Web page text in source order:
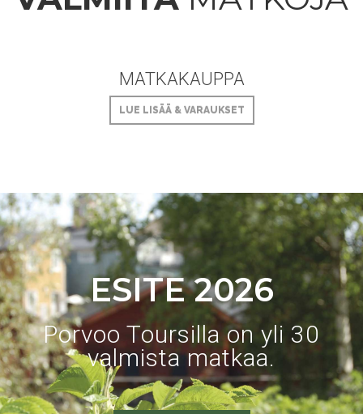
MATKAKAUPPA
LUE LISÄÄ & VARAUKSET
ESITE 2026
Porvoo Toursilla on yli 30
valmista matkaa.